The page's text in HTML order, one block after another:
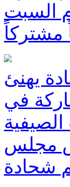
السبت
يهنئ
في
مجلس